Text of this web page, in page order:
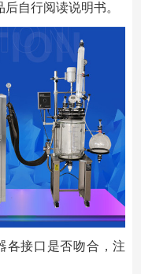
自行阅读说明书。
各接口是否吻合，注